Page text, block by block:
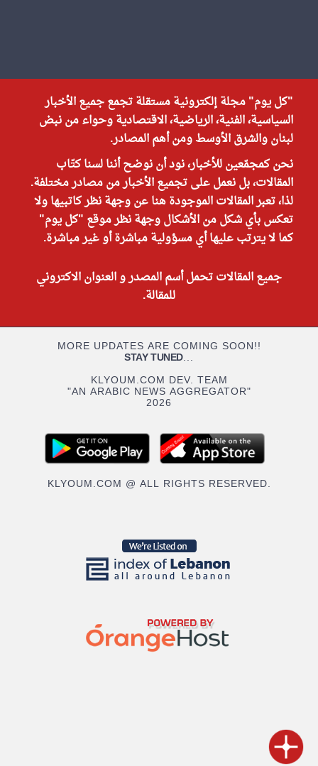
"كل يوم" مجلة إلكترونية مستقلة تجمع جميع الأخبار
السياسية، الفنية، الرياضية، الاقتصادية وحواء من نبض
لبنان والشرق الأوسط ومن أهم المصادر.
نحن كمجمّعين للأخبار، نود أن نوضح أننا لسنا كتّاب
المقالات، بل نعمل على تجميع الأخبار من مصادر مختلفة.
لذا، تعبر المقالات الموجودة هنا عن وجهة نظر كاتبيها ولا
تعكس بأي شكل من الأشكال وجهة نظر موقع "كل يوم"
كما لا يترتب عليها أي مسؤولية مباشرة أو غير مباشرة.
جميع المقالات تحمل أسم المصدر و العنوان الاكتروني
للمقالة.
MORE UPDATES ARE COMING SOON!!
STAY TUNED...
KLYOUM.COM DEV. TEAM
"AN ARABIC NEWS AGGREGATOR"
2026
KLYOUM.COM @ ALL RIGHTS RESERVED.